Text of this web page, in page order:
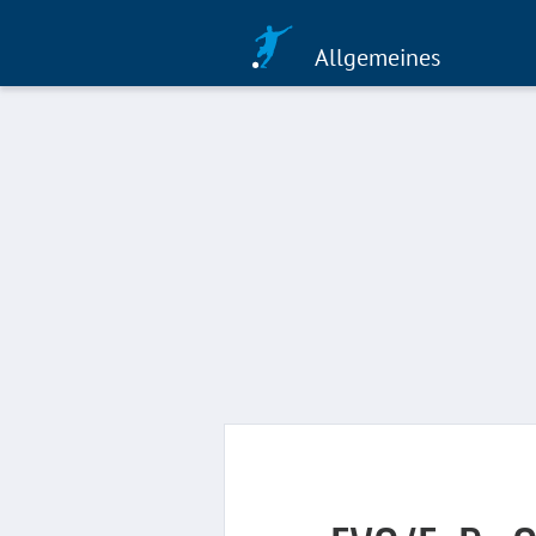
Allgemeines